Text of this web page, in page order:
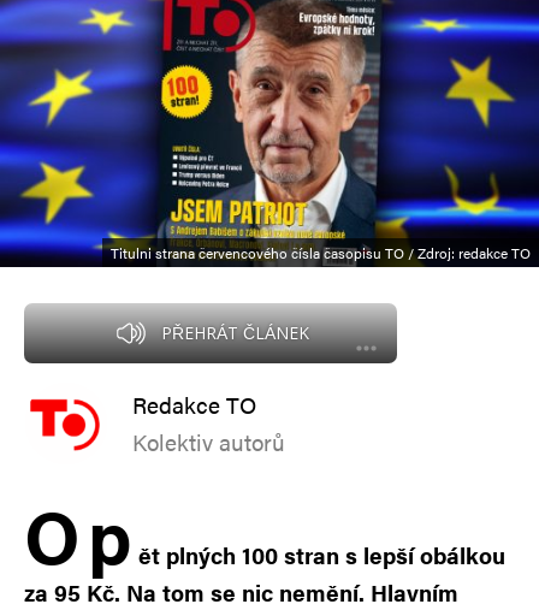
Titulni strana červencového čísla časopisu TO / Zdroj: redakce TO
PŘEHRÁT ČLÁNEK
Redakce TO
Kolektiv autorů
Op ět plných 100 stran s lepší obálkou
za 95 Kč. Na tom se nic nemění. Hlavním